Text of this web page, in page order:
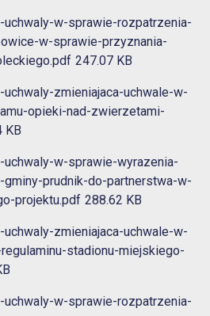
w-sprawie-rozpatrzenia-
w-sprawie-przyznania-
247.07 KB
zmieniajaca-uchwale-w-
opieki-nad-zwierzetami-
KB
w-sprawie-wyrazenia-
prudnik-do-partnerstwa-w-
projektu.pdf 288.62 KB
zmieniajaca-uchwale-w-
stadionu-miejskiego-
w-sprawie-rozpatrzenia-